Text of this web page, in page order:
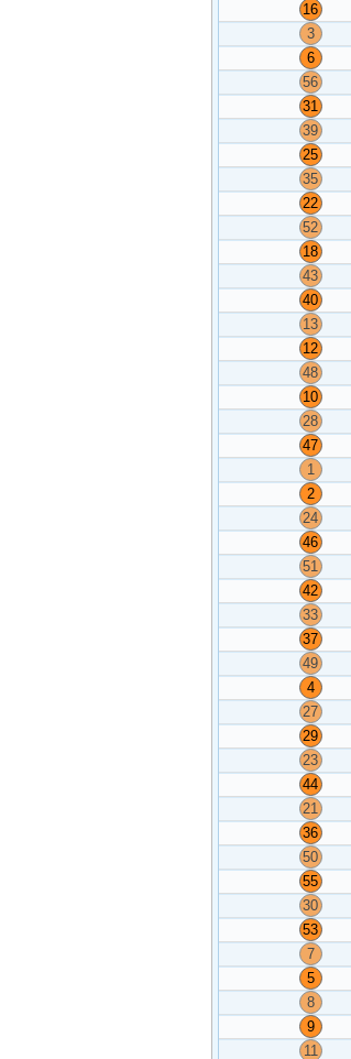
16
3
6
56
31
39
25
35
22
52
18
43
40
13
12
48
10
28
47
1
2
24
46
51
42
33
37
49
4
27
29
23
44
21
36
50
55
30
53
7
5
8
9
11